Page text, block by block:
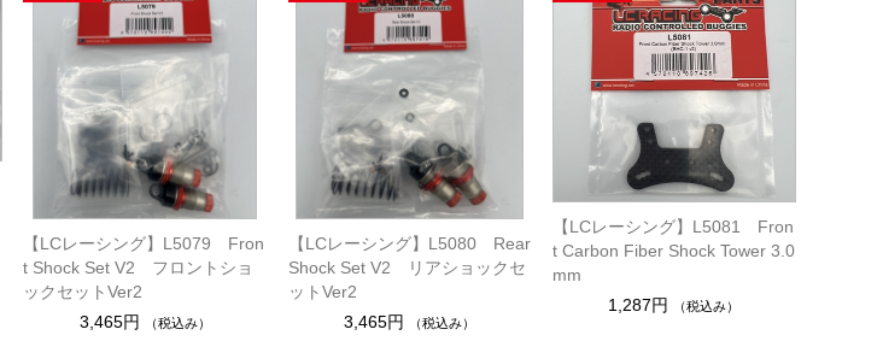
【LCレーシング】L5079 Fron
t Shock Set V2 フロントショ
ックセットVer2
3,465円
（税込み）
【LCレーシング】L5080 Rear
Shock Set V2 リアショックセ
ットVer2
3,465円
（税込み）
【LCレーシング】L5081 Fron
t Carbon Fiber Shock Tower 3.0
mm
1,287円
（税込み）